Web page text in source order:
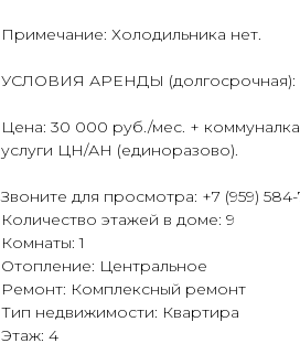
Примечание: Холодильника нет.
УСЛОВИЯ АРЕНДЫ (долгосрочная):
Цена: 30 000 руб./мес. +
услуги ЦН/АН (единоразово).
Звоните для просмотра: +7 (959)
Количество этажей в доме: 9
Комнаты: 1
Отопление: Центральное
Ремонт: Комплексный ремонт
Тип недвижимости: Квартира
Этаж: 4